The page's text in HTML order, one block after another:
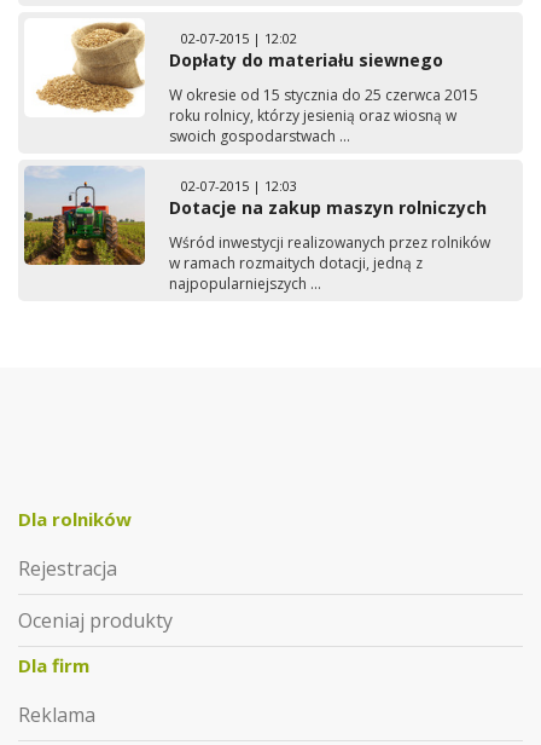
02-07-2015 | 12:02
Dopłaty do materiału siewnego
W okresie od 15 stycznia do 25 czerwca 2015
roku rolnicy, którzy jesienią oraz wiosną w
swoich gospodarstwach ...
02-07-2015 | 12:03
Dotacje na zakup maszyn rolniczych
Wśród inwestycji realizowanych przez rolników
w ramach rozmaitych dotacji, jedną z
najpopularniejszych ...
Dla rolników
Rejestracja
Oceniaj produkty
Dla firm
Reklama